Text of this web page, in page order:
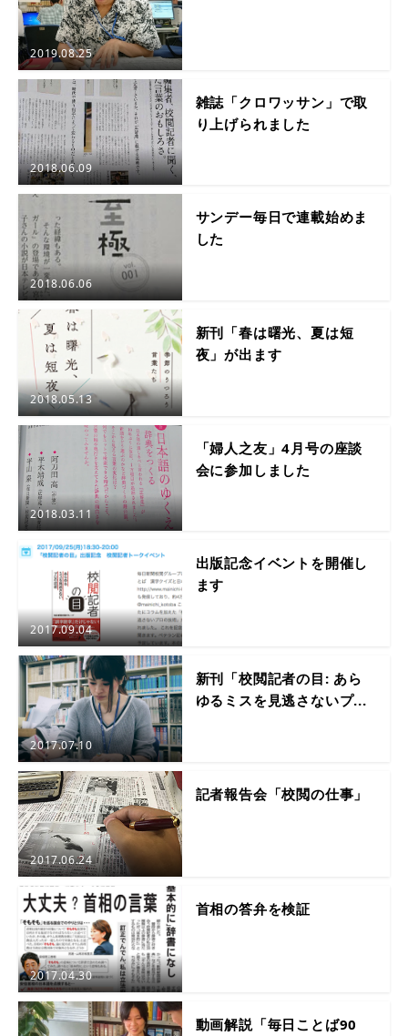
2019.08.25
2018.06.09
雑誌「クロワッサン」で取
り上げられました
2018.06.06
サンデー毎日で連載始めま
した
2018.05.13
新刊「春は曙光、夏は短
夜」が出ます
2018.03.11
「婦人之友」4月号の座談
会に参加しました
2017.09.04
出版記念イベントを開催し
ます
2017.07.10
新刊「校閲記者の目: あら
ゆるミスを見逃さないプ...
2017.06.24
記者報告会「校閲の仕事」
2017.04.30
首相の答弁を検証
動画解説「毎日ことば90